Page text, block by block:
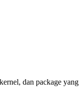
dan package yang